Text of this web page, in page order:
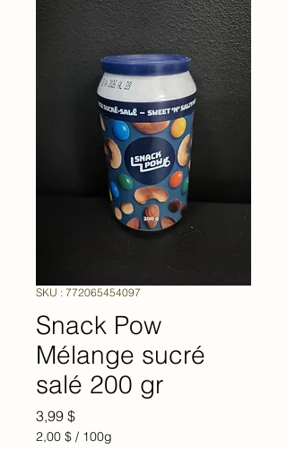
SKU : 772065454097
Snack Pow
Mélange sucré
salé 200 gr
3,99 $Prix
2,00 $ / 100g